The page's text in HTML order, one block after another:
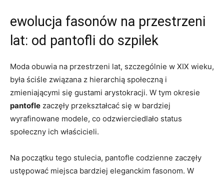
ewolucja fasonów na przestrzeni
lat: od pantofli do szpilek
Moda obuwia na przestrzeni lat, szczególnie w XIX wieku,
była ściśle związana z hierarchią społeczną i
zmieniającymi się gustami arystokracji. W tym okresie
pantofle zaczęły przekształcać się w bardziej
wyrafinowane modele, co odzwierciedlało status
społeczny ich właścicieli.
Na początku tego stulecia, pantofle codzienne zaczęły
ustępować miejsca bardziej eleganckim fasonom. W